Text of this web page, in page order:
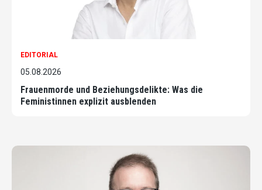
EDITORIAL
05.08.2026
Frauenmorde und Beziehungsdelikte: Was die
Feministinnen explizit ausblenden